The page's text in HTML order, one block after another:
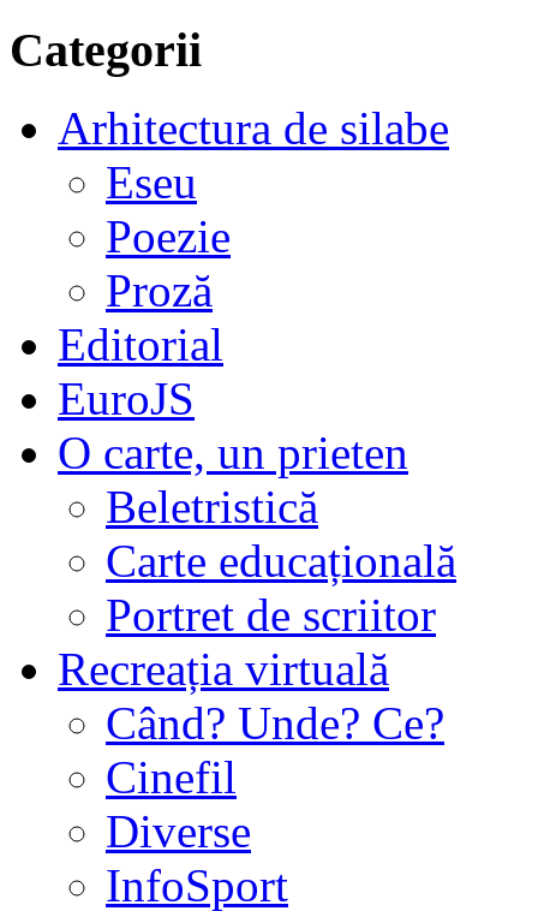
Categorii
Arhitectura de silabe
Eseu
Poezie
Proză
Editorial
EuroJS
O carte, un prieten
Beletristică
Carte educațională
Portret de scriitor
Recreația virtuală
Când? Unde? Ce?
Cinefil
Diverse
InfoSport